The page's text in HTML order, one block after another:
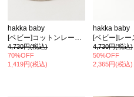
hakka baby
[ベビー]コットンレースリボンキャップ
4,730円(税込)
70%OFF
1,419円(税込)
hakka baby
4,730円(税込)
50%OFF
2,365円(税込)